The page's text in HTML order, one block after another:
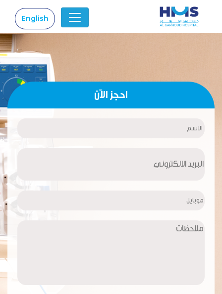
English
احجز الآن